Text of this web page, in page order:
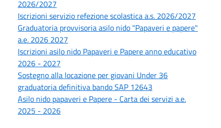
2026/2027
Iscrizioni servizio refezione scolastica a.s. 2026/2027
Graduatoria provvisoria asilo nido "Papaveri e papere"
a.e. 2026 2027
Iscrizioni asilo nido Papaveri e Papere anno educativo
2026 - 2027
Sostegno alla locazione per giovani Under 36
graduatoria definitiva bando SAP 12643
Asilo nido papaveri e Papere - Carta dei servizi a.e.
2025 - 2026